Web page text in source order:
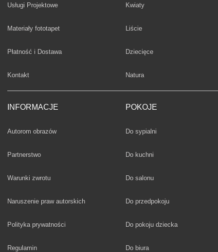
Usługi Projektowe
Materiały fototapet
Płatność i Dostawa
Kontakt
INFORMACJE
Autorom obrazów
Partnerstwo
Warunki zwrotu
Naruszenie praw autorskich
Polityka prywatności
Regulamin
Fototapety
Kwiaty
Fototapety
Liście
Fototapety
Dziecięce
Fototapety
Natura
POKOJE
Fototapety
Do sypialni
Fototapety
Do kuchni
Fototapety
Do salonu
Fototapety
Do przedpokoju
Fototapety
Do pokoju dziecka
Fototapety
Do biura